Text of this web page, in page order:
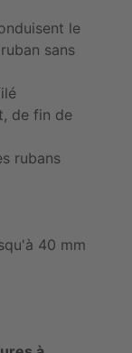
le
sans
de fin de
rubans
40 mm